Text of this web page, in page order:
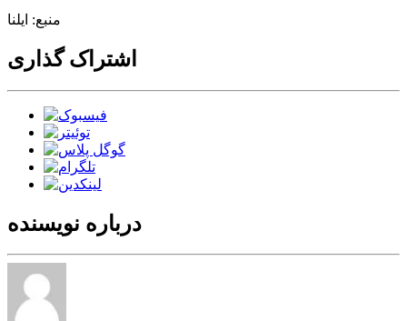
منبع: ایلنا
اشتراک گذاری
درباره نویسنده